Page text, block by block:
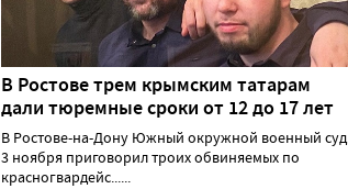
В Ростове трем крымским татарам
дали тюремные сроки от 12 до 17 лет
В Ростове-на-Дону Южный окружной военный суд
3 ноября приговорил троих обвиняемых по
красногвардейс......